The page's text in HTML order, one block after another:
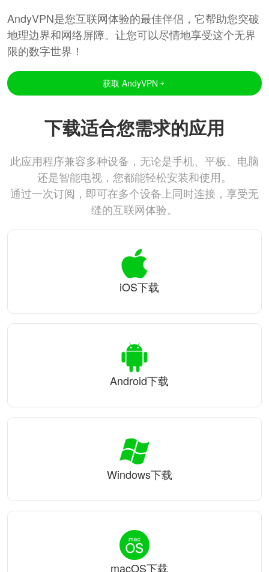
AndyVPN是您互联网体验的最佳伴侣，它帮助您突破
地理边界和网络屏障。让您可以尽情地享受这个无界
限的数字世界！
获取 AndyVPN
下载适合您需求的应用
此应用程序兼容多种设备，无论是手机、平板、电脑
还是智能电视，您都能轻松安装和使用。
通过一次订阅，即可在多个设备上同时连接，享受无
缝的互联网体验。
iOS下载
Android下载
Windows下载
macOS下载